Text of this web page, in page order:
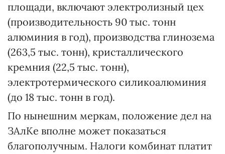
площади, включают электролизный цех
(производительность 90 тыс. тонн
алюминия в год), производства глинозема
(263,5 тыс. тонн), кристаллического
кремния (22,5 тыс. тонн),
электротермического силикоалюминия
(до 18 тыс. тонн в год).
По нынешним меркам, положение дел на
ЗАлКе вполне может показаться
благополучным. Налоги комбинат платит